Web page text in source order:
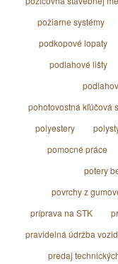
požiarne systémy
podkopové lopaty
podlahové lišty
pohotovostná kľúčová
polyestery
pomocné práce
potery
povrchy z
príprava na STK
pravidelná údržba
predaj